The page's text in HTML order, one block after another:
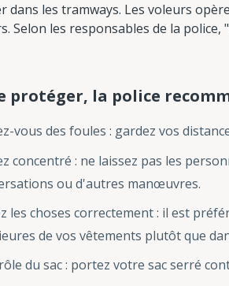
dans les tramways. Les voleurs
Selon les responsables de la
protéger, la police
vous des foules : gardez vos
concentré : ne laissez pas les
ou d'autres manœuvres.
les choses correctement : il est
de vos vêtements plutôt que
du sac : portez votre sac serré